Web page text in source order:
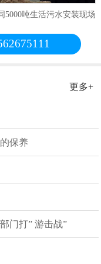
5000吨生活污水安装现场
更多+
保养
门打” 游击战”